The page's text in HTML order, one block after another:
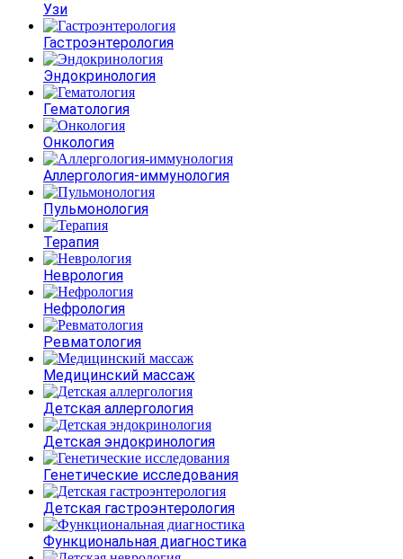
Узи
Гастроэнтерология
Эндокринология
Гематология
Онкология
Аллергология-иммунология
Пульмонология
Терапия
Неврология
Нефрология
Ревматология
Медицинский массаж
Детская аллергология
Детская эндокринология
Генетические исследования
Детская гастроэнтерология
Функциональная диагностика